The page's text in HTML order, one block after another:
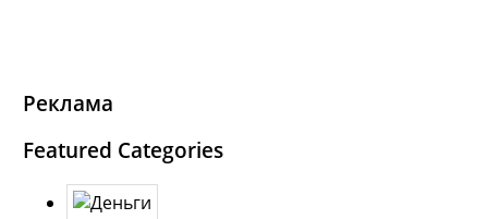
Реклама
Featured Categories